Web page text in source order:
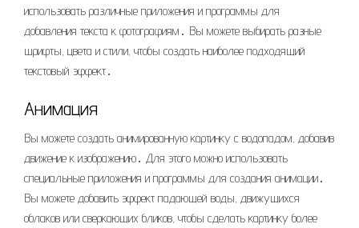
использовать различные приложения и программы для
добавления текста к фотографиям․ Вы можете выбирать разные
шрифты, цвета и стили, чтобы создать наиболее подходящий
текстовый эффект․
Анимация
Вы можете создать анимированную картинку с водопадом, добавив
движение к изображению․ Для этого можно использовать
специальные приложения и программы для создания анимации․
Вы можете добавить эффект падающей воды, движущихся
облаков или сверкающих бликов, чтобы сделать картинку более